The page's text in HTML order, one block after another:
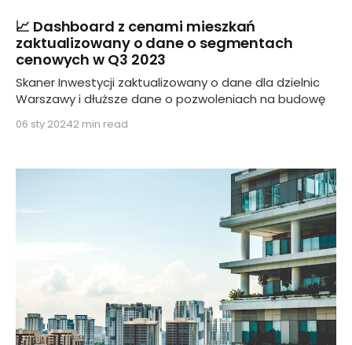
📈 Dashboard z cenami mieszkań
zaktualizowany o dane o segmentach
cenowych w Q3 2023
Skaner Inwestycji zaktualizowany o dane dla dzielnic
Warszawy i dłuższe dane o pozwoleniach na budowę
06 sty 20242 min read